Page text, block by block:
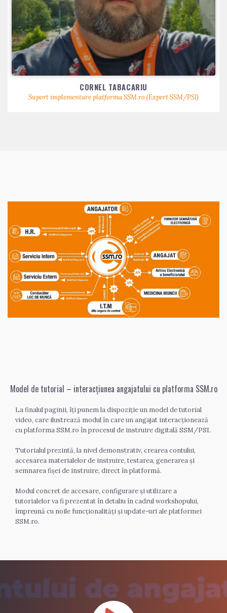
CORNEL TABACARIU
Suport implementare platforma SSM.ro (Expert SSM/PSI)
Model de tutorial – interacțiunea angajatului cu platforma SSM.ro
La finalul paginii, îți punem la dispoziție un model de tutorial
video, care ilustrează modul în care un angajat interacționează
cu platforma SSM.ro în procesul de instruire digitală SSM/PSI.
Tutorialul prezintă, la nivel demonstrativ, crearea contului,
accesarea materialelor de instruire, testarea, generarea și
semnarea fișei de instruire, direct în platformă.
Modul concret de accesare, configurare și utilizare a
tutorialelor va fi prezentat în detaliu în cadrul workshopului,
împreună cu noile funcționalități și update-uri ale platformei
SSM.ro.